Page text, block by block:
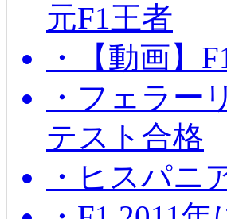
元F1王者
・【動画】
・フェラー
テスト合格
・ヒスパニ